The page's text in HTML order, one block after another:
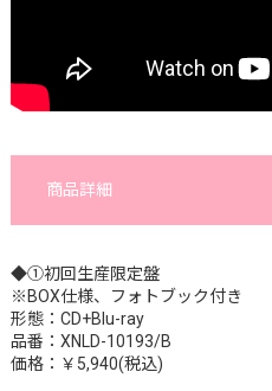
商品詳細
◆①初回生産限定盤
※BOX仕様、フォトブック付き
形態：CD+Blu-ray
品番：XNLD-10193/B
価格：￥5,940(税込)